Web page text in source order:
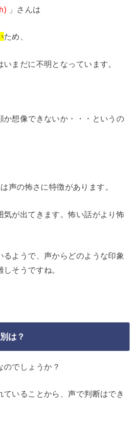
」さんは
ため、
まだに不明となっています。
か想像できないか・・・というの
声の怖さに特徴があります。
気が出てきます。怖い話がより怖
るようで、声からどのような印象
そうですね。
は？
のでしょうか？
ていることから、声で判断はでき